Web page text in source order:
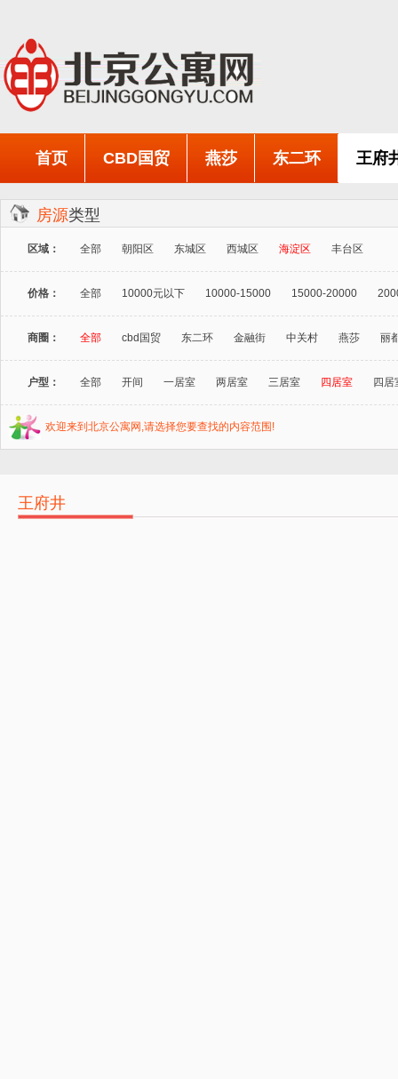
首页 CBD国贸 燕莎 东二环 王府
房源类型
区域： 全部 朝阳区 东城区 西城区 海淀区 丰台区
价格： 全部 10000元以下 10000-15000 15000-20000
商圈： 全部 cbd国贸 东二环 金融街 中关村 燕莎 丽
户型： 全部 开间 一居室 两居室 三居室 四居室 四居
欢迎来到北京公寓网,请选择您要查找的内容范围!
王府井